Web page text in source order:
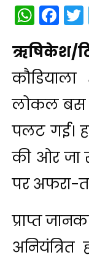
ऋषिकेश/
लोकल बस
पलट गई।
की ओर जा
पर अफरा-
प्राप्त